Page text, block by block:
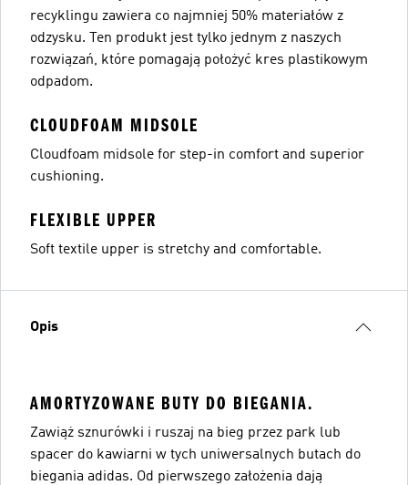
recyklingu zawiera co najmniej 50% materiałów z
odzysku. Ten produkt jest tylko jednym z naszych
rozwiązań, które pomagają położyć kres plastikowym
odpadom.
CLOUDFOAM MIDSOLE
Cloudfoam midsole for step-in comfort and superior
cushioning.
FLEXIBLE UPPER
Soft textile upper is stretchy and comfortable.
Opis
AMORTYZOWANE BUTY DO BIEGANIA.
Zawiąż sznurówki i ruszaj na bieg przez park lub
spacer do kawiarni w tych uniwersalnych butach do
biegania adidas. Od pierwszego założenia dają